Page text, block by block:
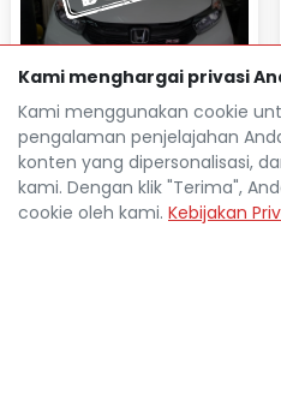
HONDA BRIO 1.2 RS AT 2021
TDP Rp 35.758.000
Kami menghargai privasi
Kami menggunakan cookie
pengalaman penjelajahan
konten yang dipersonalisasi,
kami. Dengan klik "Terima",
cookie oleh kami. Kebijakan